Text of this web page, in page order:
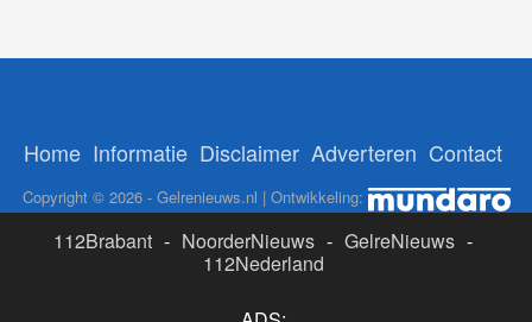
Home Informatie Disclaimer Adverteren Contact
Copyright © 2026 - Gelrenieuws.nl | Ontwikkeling:
112Brabant - NoorderNieuws - GelreNieuws -
112Nederland